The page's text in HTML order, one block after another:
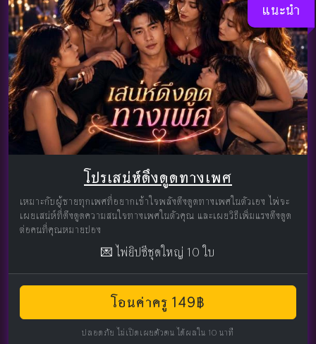
แนะนำ
โปรเสน่ห์ดึงดูดทางเพศ
เหมาะกับผู้ชายทุกเพศที่อยากเข้าใจพลังดึงดูดทางเพศในตัวเอง ไพ่จะ
เผยเสน่ห์ที่ดึงดูดความสนใจทางเพศในตัวคุณ และเผยวิธีเพิ่มแรงดึงดูด
ต่อคนที่คุณหมายปอง
💌 ไพ่ยิปซีชุดใหญ่ 10 ใบ
โอนค่าครู 149฿
ปลอดภัย ไม่เปิดเผยตัวตน ได้ผลใน 10 นาที